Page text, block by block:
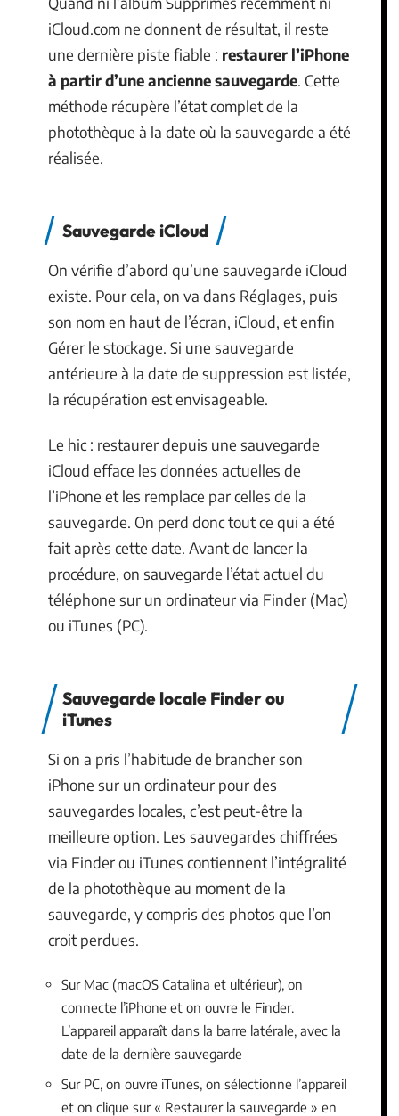
iCloud.com ne donnent de résultat, il reste
une dernière piste fiable : restaurer l’iPhone
à partir d’une ancienne sauvegarde. Cette
méthode récupère l’état complet de la
photothèque à la date où la sauvegarde a été
réalisée.
Sauvegarde iCloud
On vérifie d’abord qu’une sauvegarde iCloud
existe. Pour cela, on va dans Réglages, puis
son nom en haut de l’écran, iCloud, et enfin
Gérer le stockage. Si une sauvegarde
antérieure à la date de suppression est listée,
la récupération est envisageable.
Le hic : restaurer depuis une sauvegarde
iCloud efface les données actuelles de
l’iPhone et les remplace par celles de la
sauvegarde. On perd donc tout ce qui a été
fait après cette date. Avant de lancer la
procédure, on sauvegarde l’état actuel du
téléphone sur un ordinateur via Finder (Mac)
ou iTunes (PC).
Sauvegarde locale Finder ou
iTunes
Si on a pris l’habitude de brancher son
iPhone sur un ordinateur pour des
sauvegardes locales, c’est peut-être la
meilleure option. Les sauvegardes chiffrées
via Finder ou iTunes contiennent l’intégralité
de la photothèque au moment de la
sauvegarde, y compris des photos que l’on
croit perdues.
Sur Mac (macOS Catalina et ultérieur), on
connecte l’iPhone et on ouvre le Finder.
L’appareil apparaît dans la barre latérale, avec la
date de la dernière sauvegarde
Sur PC, on ouvre iTunes, on sélectionne l’appareil
et on clique sur « Restaurer la sauvegarde » en